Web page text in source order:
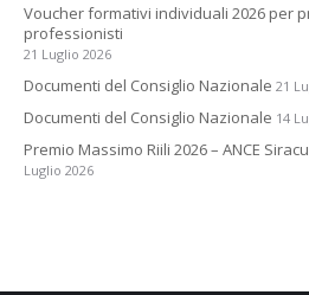
Voucher formativi individuali 2026 per
professionisti
21 Luglio 2026
Documenti del Consiglio Nazionale 21
Documenti del Consiglio Nazionale 14
Premio Massimo Riili 2026 – ANCE
Luglio 2026